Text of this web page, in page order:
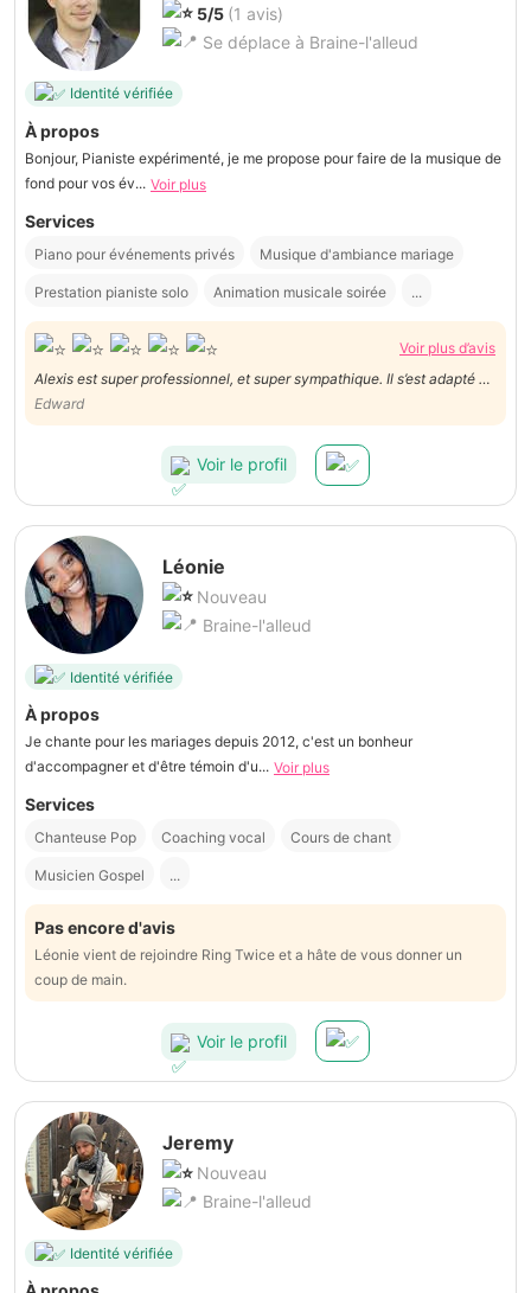
5/5 (1 avis)
Se déplace à Braine-l'alleud
Identité vérifiée
À propos
Bonjour, Pianiste expérimenté, je me propose pour faire de la musique de
fond pour vos év... Voir plus
Services
Piano pour événements privés Musique d'ambiance mariage
Prestation pianiste solo Animation musicale soirée ...
Voir plus d’avis
Alexis est super professionnel, et super sympathique. Il s’est adapté en
quelques jours et a su jouer les 3 morceaux que nous lui avions
demandé. On le recommande les yeux fermés.
Edward
Voir le profil
Léonie
Nouveau
Braine-l'alleud
Identité vérifiée
À propos
Je chante pour les mariages depuis 2012, c'est un bonheur
d'accompagner et d'être témoin d'u... Voir plus
Services
Chanteuse Pop Coaching vocal Cours de chant
Musicien Gospel ...
Pas encore d'avis
Léonie vient de rejoindre Ring Twice et a hâte de vous donner un
coup de main.
Voir le profil
Jeremy
Nouveau
Braine-l'alleud
Identité vérifiée